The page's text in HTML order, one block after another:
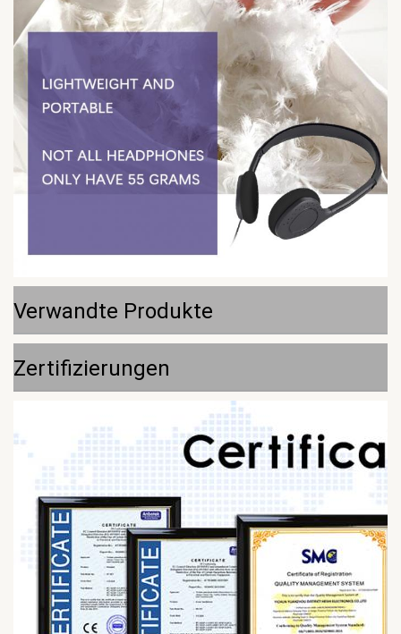
Verwandte Produkte
Zertifizierungen